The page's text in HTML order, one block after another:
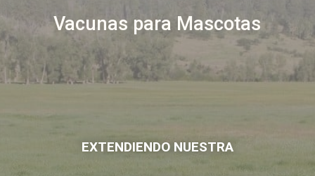
Vacunas para Mascotas
EXTENDIENDO NUESTRA